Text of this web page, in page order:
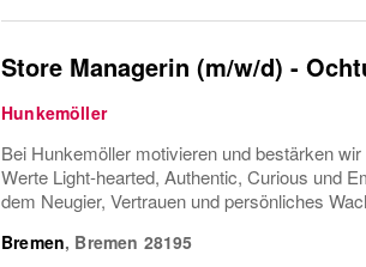
Store Managerin (m/w/d) -
Hunkemöller
Bei Hunkemöller motivieren und bestärken
Werte Light-hearted, Authentic, Curious und
dem Neugier, Vertrauen und persönliches
Bremen, Bremen 28195